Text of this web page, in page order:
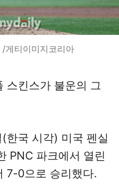
게티이미지코리아
스킨스가 불운의 그
한국 시각) 미국 펜실
PNC 파크에서 열린
7-0으로 승리했다.